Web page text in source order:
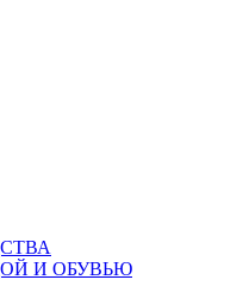
И ОБУВЬЮ